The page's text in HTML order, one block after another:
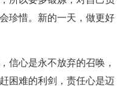
珍惜。新的一天，做更好
信心是永不放弃的召唤，
困难的利剑，责任心是迈